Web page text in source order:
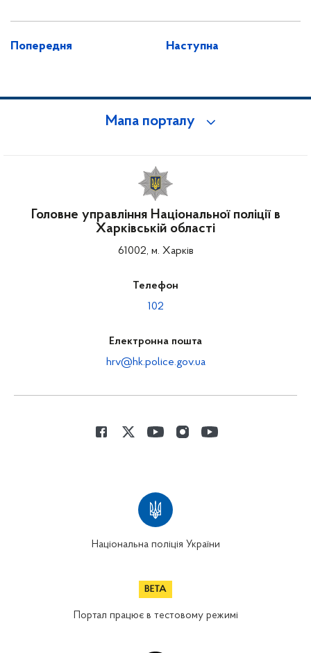
Попередня Наступна
Мапа порталу
Головне управління Національної поліції в
Харківській області
61002, м. Харків
Телефон
102
Електронна пошта
hrv@hk.police.gov.ua
Національна поліція України
Портал працює в тестовому режимі